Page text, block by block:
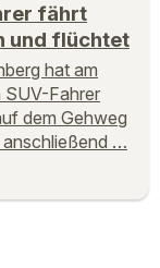
fährt
und flüchtet
hat am
SUV-Fahrer
dem Gehweg
…